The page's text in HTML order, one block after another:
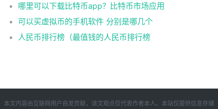
哪里可以下载比特币app？比特币市场应用
可以买虚拟币的手机软件 分别是哪几个
人民币排行榜（最值钱的人民币排行榜
本文内容由互联网用户自发贡献，该文观点仅代表作者本人。本站仅提供信息存储